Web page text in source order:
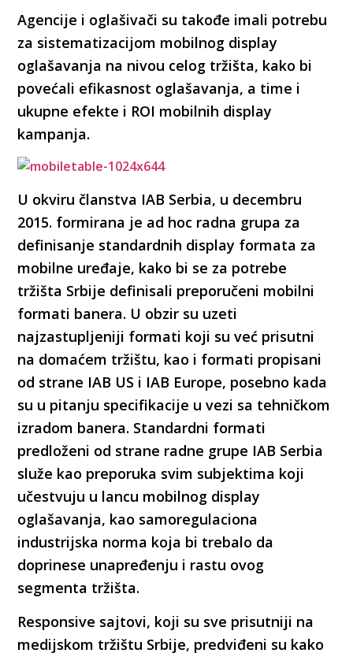
Agencije i oglašivači su takođe imali potrebu
za sistematizacijom mobilnog display
oglašavanja na nivou celog tržišta, kako bi
povećali efikasnost oglašavanja, a time i
ukupne efekte i ROI mobilnih display
kampanja.
U okviru članstva IAB Serbia, u decembru
2015. formirana je ad hoc radna grupa za
definisanje standardnih display formata za
mobilne uređaje, kako bi se za potrebe
tržišta Srbije definisali preporučeni mobilni
formati banera. U obzir su uzeti
najzastupljeniji formati koji su već prisutni
na domaćem tržištu, kao i formati propisani
od strane IAB US i IAB Europe, posebno kada
su u pitanju specifikacije u vezi sa tehničkom
izradom banera. Standardni formati
predloženi od strane radne grupe IAB Serbia
služe kao preporuka svim subjektima koji
učestvuju u lancu mobilnog display
oglašavanja, kao samoregulaciona
industrijska norma koja bi trebalo da
doprinese unapređenju i rastu ovog
segmenta tržišta.
Responsive sajtovi, koji su sve prisutniji na
medijskom tržištu Srbije, predviđeni su kako